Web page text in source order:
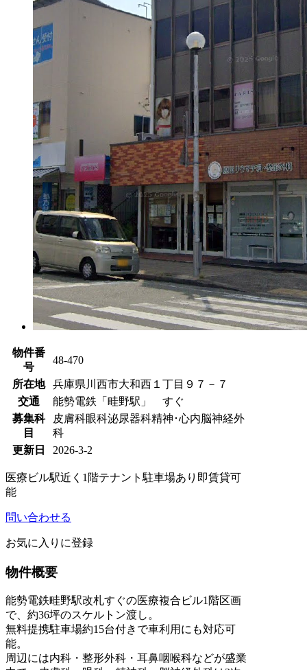
物件番
号
48-470
所在地
兵庫県川西市大和西１丁目９７－７
交通
能勢電鉄「畦野駅」 すぐ
募集科
目
皮膚科眼科泌尿器科精神･心内 脳神経外
科
更新日
2026-3-2
医療ビル駅近く 1階テナント 駐車場あり 即賃貸可
能
問い合わせる
お気に入りに登録
物件概要
能勢電鉄畦野駅改札すぐの医療複合ビル1階区画
で、約36坪のスケルトン渡し。
無料提携駐車場約15台付きで車利用にも対応可
能。
周辺には内科・整形外科・耳鼻咽喉科などが盛業